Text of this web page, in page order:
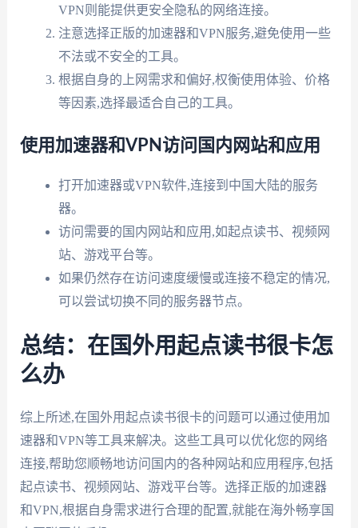
VPN则能提供更安全隐私的网络连接。
注意选择正版的加速器和VPN服务,避免使用一些
不法或不安全的工具。
根据自身的上网需求和偏好,权衡使用体验、价格
等因素,选择最适合自己的工具。
使用加速器和VPN访问国内网站和应用
打开加速器或VPN软件,连接到中国大陆的服务
器。
访问需要的国内网站和应用,如起点读书、视频网
站、游戏平台等。
如果仍然存在访问速度缓慢或连接不稳定的情况,
可以尝试切换不同的服务器节点。
总结：在国外用起点读书很卡怎
么办
综上所述,在国外用起点读书很卡的问题可以通过使用加
速器和VPN等工具来解决。这些工具可以优化您的网络
连接,帮助您顺畅地访问国内的各种网站和应用程序,包括
起点读书、视频网站、游戏平台等。选择正版的加速器
和VPN,根据自身需求进行合理的配置,就能在海外畅享国